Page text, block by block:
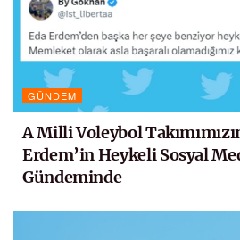
GÜNDEM
A Milli Voleybol
Erdem’in Heykeli Sosyal
Gündeminde